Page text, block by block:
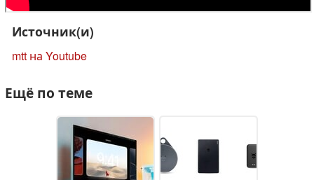
Источник(и)
mtt на Youtube
Ещё по теме